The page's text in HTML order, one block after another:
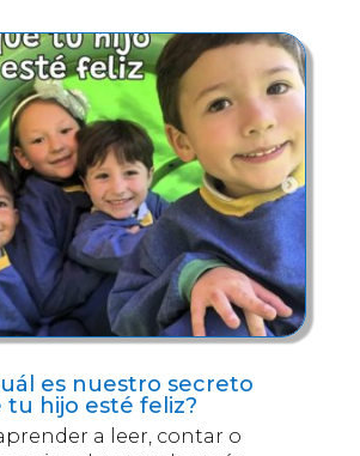
es nuestro secreto
tu hijo esté feliz?
a leer, contar o